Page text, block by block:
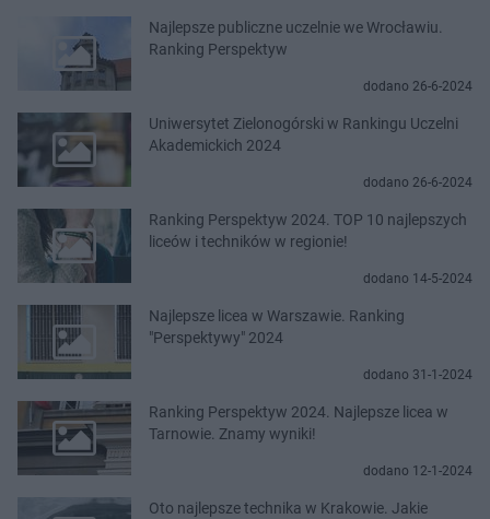
Najlepsze publiczne uczelnie we Wrocławiu.
Ranking Perspektyw
dodano 26-6-2024
Uniwersytet Zielonogórski w Rankingu Uczelni
Akademickich 2024
dodano 26-6-2024
Ranking Perspektyw 2024. TOP 10 najlepszych
liceów i techników w regionie!
dodano 14-5-2024
Najlepsze licea w Warszawie. Ranking
"Perspektywy" 2024
dodano 31-1-2024
Ranking Perspektyw 2024. Najlepsze licea w
Tarnowie. Znamy wyniki!
dodano 12-1-2024
Oto najlepsze technika w Krakowie. Jakie